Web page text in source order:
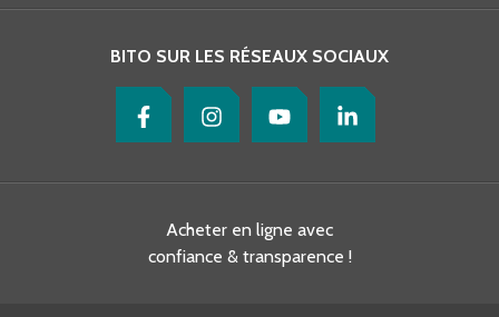
BITO SUR LES RÉSEAUX SOCIAUX
Acheter en ligne avec
confiance & transparence !